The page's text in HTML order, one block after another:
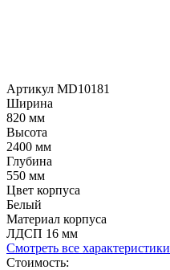
Артикул MD10181
Ширина
820 мм
Высота
2400 мм
Глубина
550 мм
Цвет корпуса
Белый
Материал корпуса
ЛДСП 16 мм
Смотреть все характеристики
Стоимость: